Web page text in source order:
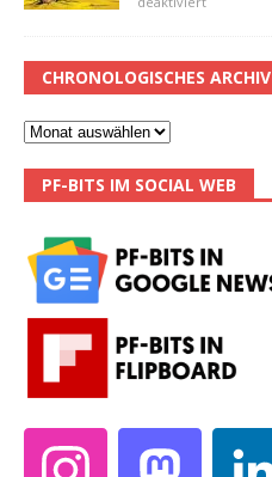
CHRONOLOGISCHES ARCHIV
PF-BITS IM SOCIAL WEB